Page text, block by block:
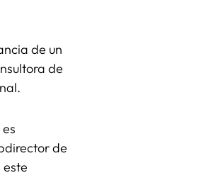
de un
de
de